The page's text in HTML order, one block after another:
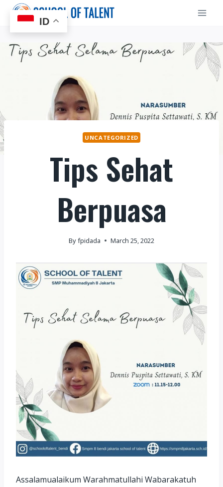
Skip
content
UNCATEGORIZED
Tips Sehat
Berpuasa
Byfpidada March 25, 2022
Assalamualaikum Warahmatullahi Wabarakatuh
ID